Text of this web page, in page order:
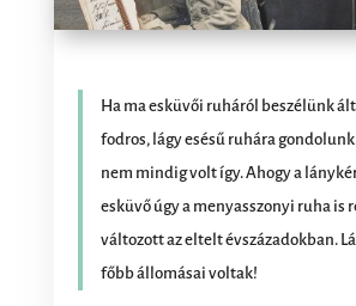
Ha ma esküvői ruháról beszélünk
fodros, lágy esésű ruhára
nem mindig volt így. Ahogy a
esküvő úgy a menyasszonyi ruha is
változott az eltelt évszázadokban.
főbb állomásai voltak!